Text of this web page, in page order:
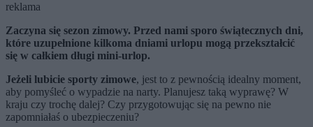
reklama
Zaczyna się sezon zimowy. Przed nami sporo świątecznych dni,
które uzupełnione kilkoma dniami urlopu mogą przekształcić
się w całkiem długi mini-urlop.
Jeżeli lubicie sporty zimowe, jest to z pewnością idealny moment,
aby pomyśleć o wypadzie na narty. Planujesz taką wyprawę? W
kraju czy trochę dalej? Czy przygotowując się na pewno nie
zapomniałaś o ubezpieczeniu?